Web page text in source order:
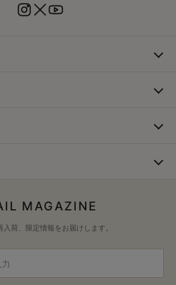
MAGAZINE
入荷、限定情報をお届けします。